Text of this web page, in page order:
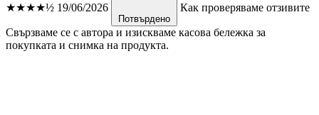
★★★★½ 19/06/2026
Потвърдено
Как проверяваме отзивите
Свързваме се с автора и изискваме касова бележка за
покупката и снимка на продукта.